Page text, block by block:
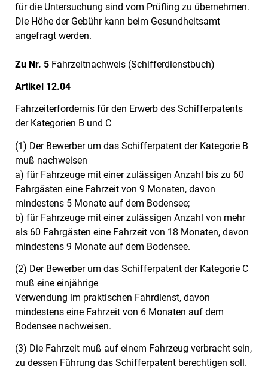
für die Untersuchung sind vom Prüfling zu übernehmen.
Die Höhe der Gebühr kann beim Gesundheitsamt
angefragt werden.
Zu Nr. 5 Fahrzeitnachweis (Schifferdienstbuch)
Artikel 12.04
Fahrzeiterfordernis für den Erwerb des Schifferpatents
der Kategorien B und C
(1) Der Bewerber um das Schifferpatent der Kategorie B
muß nachweisen
a) für Fahrzeuge mit einer zulässigen Anzahl bis zu 60
Fahrgästen eine Fahrzeit von 9 Monaten, davon
mindestens 5 Monate auf dem Bodensee;
b) für Fahrzeuge mit einer zulässigen Anzahl von mehr
als 60 Fahrgästen eine Fahrzeit von 18 Monaten, davon
mindestens 9 Monate auf dem Bodensee.
(2) Der Bewerber um das Schifferpatent der Kategorie C
muß eine einjährige
Verwendung im praktischen Fahrdienst, davon
mindestens eine Fahrzeit von 6 Monaten auf dem
Bodensee nachweisen.
(3) Die Fahrzeit muß auf einem Fahrzeug verbracht sein,
zu dessen Führung das Schifferpatent berechtigen soll.